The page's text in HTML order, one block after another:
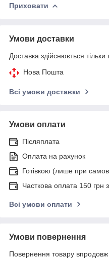
Приховати
Умови доставки
Доставка здійснюється тільки
Нова Пошта
Всі умови доставки
Умови оплати
Післяплата
Оплата на рахунок
Готівкою (лише при
Часткова оплата 150 грн
Всі умови оплати
Умови повернення
Повернення товару впродовж